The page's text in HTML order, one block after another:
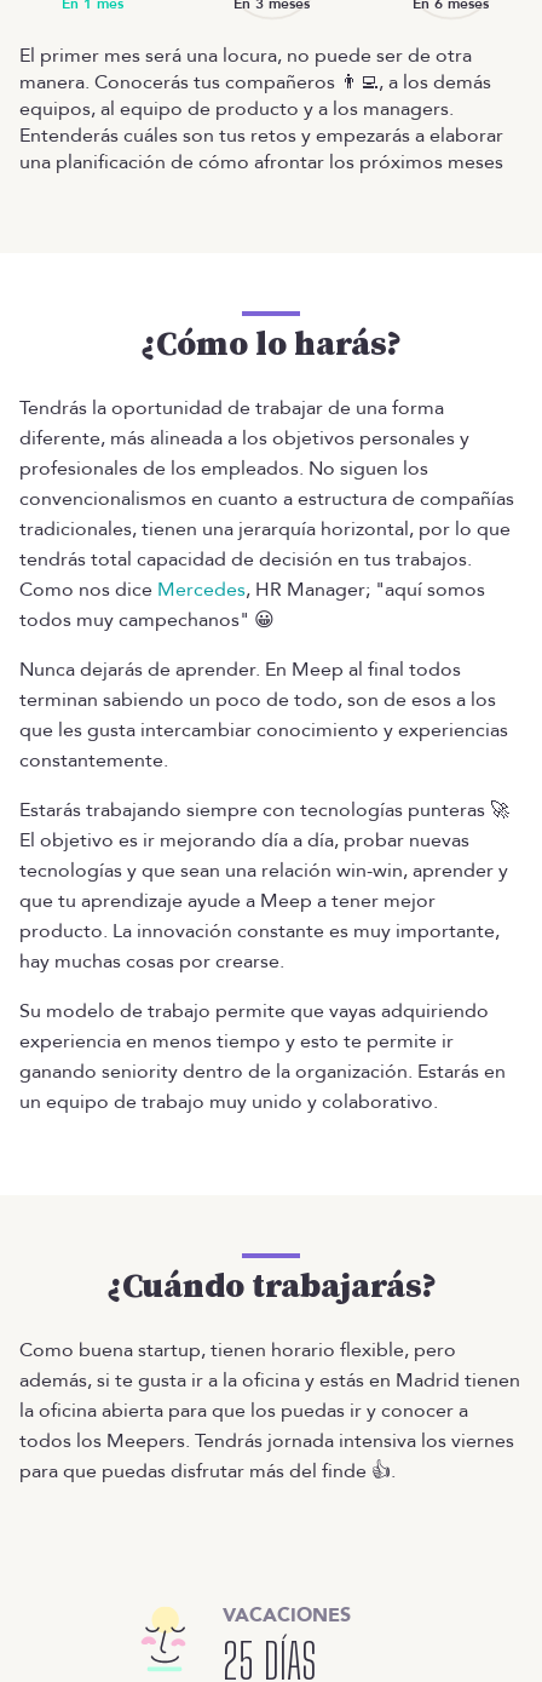
El primer mes será una locura, no puede ser de otra
manera. Conocerás tus compañeros 👨‍💻, a los demás
equipos, al equipo de producto y a los managers.
Entenderás cuáles son tus retos y empezarás a elaborar
una planificación de cómo afrontar los próximos meses
¿Cómo lo harás?
Tendrás la oportunidad de trabajar de una forma
diferente, más alineada a los objetivos personales y
profesionales de los empleados. No siguen los
convencionalismos en cuanto a estructura de compañías
tradicionales, tienen una jerarquía horizontal, por lo que
tendrás total capacidad de decisión en tus trabajos.
Como nos dice Mercedes, HR Manager; "aquí somos
todos muy campechanos" 😀
Nunca dejarás de aprender. En Meep al final todos
terminan sabiendo un poco de todo, son de esos a los
que les gusta intercambiar conocimiento y experiencias
constantemente.
Estarás trabajando siempre con tecnologías punteras 🚀
El objetivo es ir mejorando día a día, probar nuevas
tecnologías y que sean una relación win-win, aprender y
que tu aprendizaje ayude a Meep a tener mejor
producto. La innovación constante es muy importante,
hay muchas cosas por crearse.
Su modelo de trabajo permite que vayas adquiriendo
experiencia en menos tiempo y esto te permite ir
ganando seniority dentro de la organización. Estarás en
un equipo de trabajo muy unido y colaborativo.
¿Cuándo trabajarás?
Como buena startup, tienen horario flexible, pero
además, si te gusta ir a la oficina y estás en Madrid tienen
la oficina abierta para que los puedas ir y conocer a
todos los Meepers. Tendrás jornada intensiva los viernes
para que puedas disfrutar más del finde 👍.
VACACIONES
25 DÍAS